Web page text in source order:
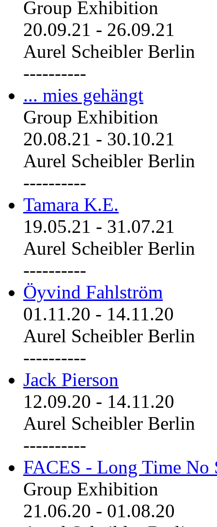
Group Exhibition
20.09.21 - 26.09.21
Aurel Scheibler Berlin
----------
... mies gehängt
Group Exhibition
20.08.21 - 30.10.21
Aurel Scheibler Berlin
----------
Tamara K.E.
19.05.21 - 31.07.21
Aurel Scheibler Berlin
----------
Öyvind Fahlström
01.11.20 - 14.11.20
Aurel Scheibler Berlin
----------
Jack Pierson
12.09.20 - 14.11.20
Aurel Scheibler Berlin
----------
FACES - Long Time No
Group Exhibition
21.06.20 - 01.08.20